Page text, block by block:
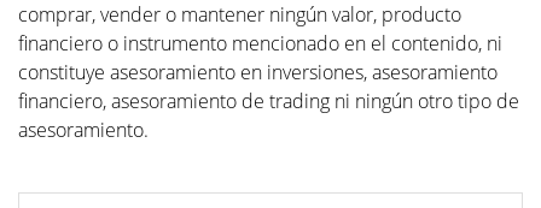
comprar, vender o mantener ningún valor, producto
financiero o instrumento mencionado en el contenido, ni
constituye asesoramiento en inversiones, asesoramiento
financiero, asesoramiento de trading ni ningún otro tipo de
asesoramiento.